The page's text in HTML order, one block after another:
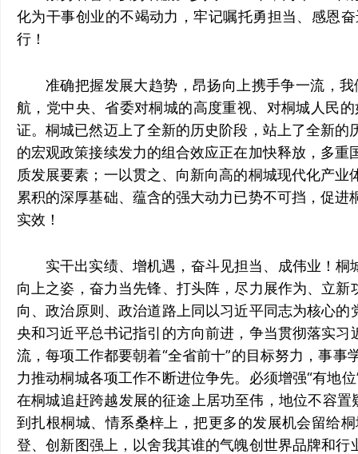
化为干事创业的不竭动力，牢记嘱托勇担当、感恩
行！
准确把握发展大趋势，昂扬向上携手争一流，
航，党中央、省委对桐城的高度重视、对桐城人民
证。桐城已然迈上了全新的历史阶段，站上了全新
的宏观政策接续发力的组合效应正在加快释放，多
质发展要素；一以贯之、向新向高的桐城现代化产
累积的深厚基础、蕴含的强大动力已势不可挡，促
实效！
实干出实绩、增机遇，奋斗见担当、成伟业！
向上之姿，奋力当先锋、打头阵，尽力展作为、立
向、政治原则、政治道路上同以习近平同志为核心
央和习近平总书记指引的方向前进，争当贯彻落实
流，每项工作都要朝着“全省前十”的目标努力，事
力推动桐城各项工作不断进位争先。必须增强“有地
在桐城追赶跨越发展的征途上居功至伟，地位不容
到扎根桐城、情系桑梓上，把更多的发展机会留给
登、创新图强上，以舍我其谁的气魄创世界品牌和